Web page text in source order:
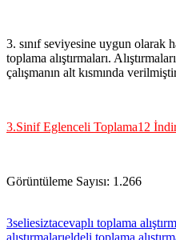
3. sınıf seviyesine uygun olarak
toplama alıştırmaları.
çalışmanın alt kısmında
3.Sinif Eglenceli Toplama12
Görüntüleme Sayısı: 1.266
3seliesiztacevaplı toplama